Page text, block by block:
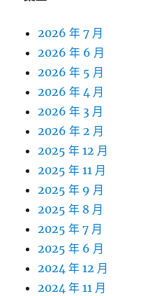
2026 年 7 月
2026 年 6 月
2026 年 5 月
2026 年 4 月
2026 年 3 月
2026 年 2 月
2025 年 12 月
2025 年 11 月
2025 年 9 月
2025 年 8 月
2025 年 7 月
2025 年 6 月
2024 年 12 月
2024 年 11 月